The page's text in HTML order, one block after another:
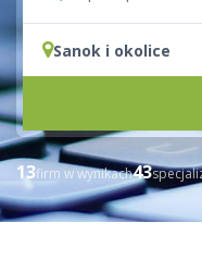
Sanok i okolice
13firm w wynikach43